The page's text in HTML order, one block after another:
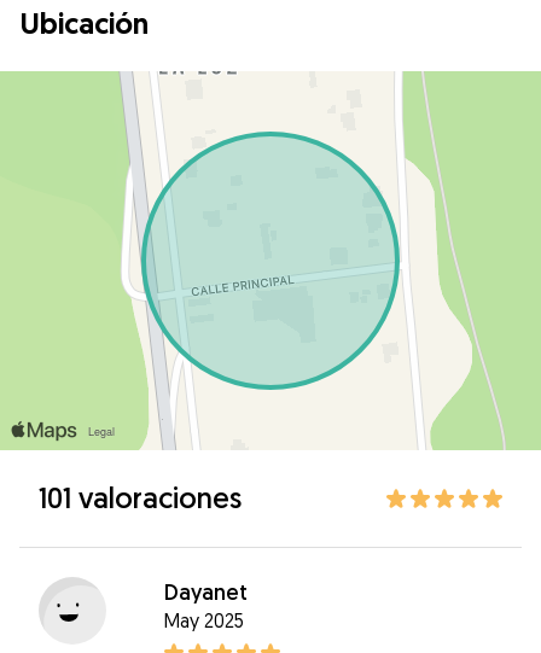
Ubicación
101 valoraciones
Dayanet
May 2025